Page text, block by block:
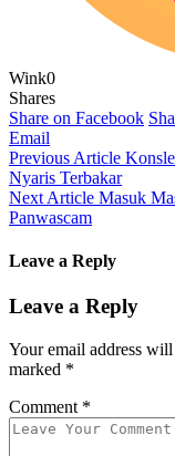
Wink0
Shares
Share on Facebook
Email
Previous Article
Nyaris Terbakar
Next Article Masuk
Panwascam
Leave a Reply
Leave a Reply
Your email address
marked *
Comment *